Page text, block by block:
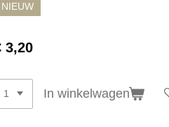
NIEUW
3,20
In winkelwagen